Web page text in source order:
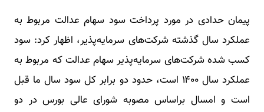
پیمان حدادی در مورد پرداخت سود سهام عدالت مربوط به
عملکرد سال گذشته شرکت‌های سرمایه‌پذیر، اظهار کرد: سود
کسب شده شرکت‌های سرمایه‌پذیر سهام عدالت که مربوط به
عملکرد سال ۱۴۰۰ است، حدود دو برابر کل سود سال ما قبل
است و امسال براساس مصوبه شورای عالی بورس در دو